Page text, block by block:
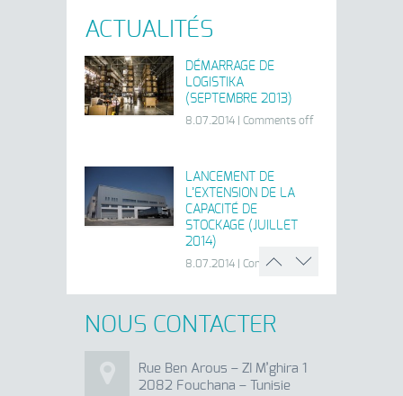
ACTUALITÉS
DÉMARRAGE DE
LOGISTIKA
(SEPTEMBRE 2013)
8.07.2014| Comments off
LANCEMENT DE
L’EXTENSION DE LA
CAPACITÉ DE
STOCKAGE (JUILLET
2014)
8.07.2014| Comments off
INTERNATIONALE
(AOUT 2014)
NOUS CONTACTER
Rue Ben Arous – ZI M’ghira 1
2082 Fouchana – Tunisie